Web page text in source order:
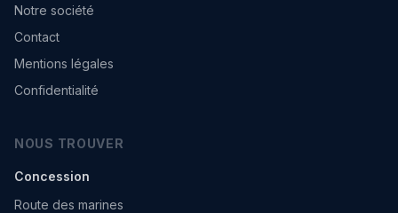
Notre société
Contact
Mentions légales
Confidentialité
NOUS TROUVER
Concession
Route des marines